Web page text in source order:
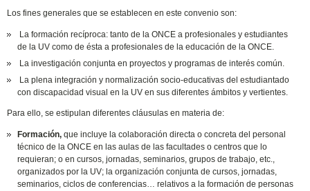
Los fines generales que se establecen en este convenio son:
La formación recíproca: tanto de la ONCE a profesionales y estudiantes
de la UV como de ésta a profesionales de la educación de la ONCE.
La investigación conjunta en proyectos y programas de interés común.
La plena integración y normalización socio-educativas del estudiantado
con discapacidad visual en la UV en sus diferentes ámbitos y vertientes.
Para ello, se estipulan diferentes cláusulas en materia de:
Formación, que incluye la colaboración directa o concreta del personal
técnico de la ONCE en las aulas de las facultades o centros que lo
requieran; o en cursos, jornadas, seminarios, grupos de trabajo, etc.,
organizados por la UV; la organización conjunta de cursos, jornadas,
seminarios, ciclos de conferencias… relativos a la formación de personas